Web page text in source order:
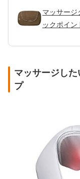
マッサージ
ックポイン
マッサージし
プ